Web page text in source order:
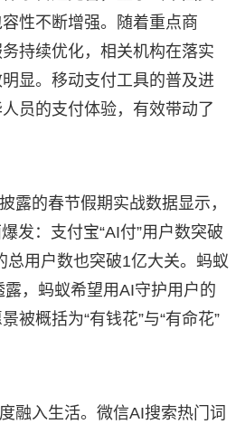
性不断增强。随着重点商
持续优化，相关机构在落实
显。移动支付工具的普及进
员的支付体验，有效带动了
露的春节假期实战数据显示，
发：支付宝“AI付”用户数突破
总用户数也突破1亿大关。蚂蚁
，蚂蚁希望用AI守护用户的
被概括为“有钱花”与“有命花”
融入生活。微信AI搜索热门词